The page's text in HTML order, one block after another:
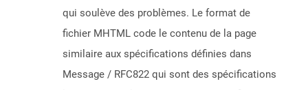
qui soulève des problèmes. Le format de
fichier MHTML code le contenu de la page
similaire aux spécifications définies dans
Message / RFC822 qui sont des spécifications